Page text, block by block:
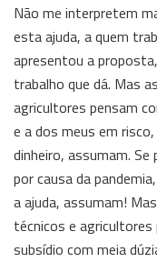
Não me interpretem
esta ajuda, a quem
apresentou a
trabalho que dá. Mas
agricultores pensam
e a dos meus em
dinheiro, assumam.
por causa da
a ajuda, assumam!
técnicos e agricultores
subsídio com meia